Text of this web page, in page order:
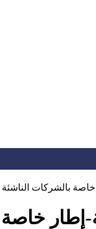
خاصة بالشركات
إطار